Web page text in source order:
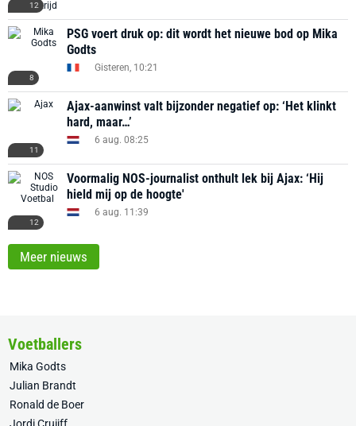
12
8
PSG voert druk op: dit wordt het nieuwe bod op Mika
Godts
Gisteren, 10:21
11
Ajax-aanwinst valt bijzonder negatief op: ‘Het klinkt
hard, maar…’
6 aug. 08:25
12
Voormalig NOS-journalist onthult lek bij Ajax: ‘Hij
hield mij op de hoogte'
6 aug. 11:39
Meer nieuws
Voetballers
Mika Godts
Julian Brandt
Ronald de Boer